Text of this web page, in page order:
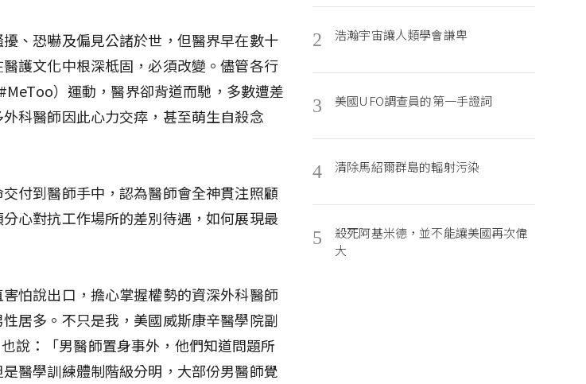
、恐嚇及偏見公諸於世，但醫界早在數十
護文化中根深柢固，必須改變。儘管各行
）運動，醫界卻背道而馳，多數遭差
科醫師因此心力交瘁，甚至萌生自殺念
付到醫師手中，認為醫師會全神貫注照顧
心對抗工作場所的差別待遇，如何展現最
怕說出口，擔心掌握權勢的資深外科醫師
居多。不只是我，美國威斯康辛醫學院副
說：「男醫師置身事外，他們知道問題所
醫學訓練體制階級分明，大部份男醫師覺
2 浩瀚宇宙讓人類學會謙卑
3 美國UFO調查員的第一手證詞
4 清除馬紹爾群島的輻射污染
5
殺死阿基米德，並不能讓美國再次偉
大